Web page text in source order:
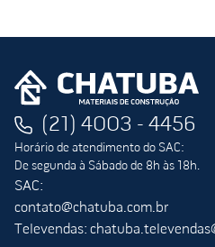
(21) 4003 - 4456
Horário de atendimento do SAC:
De segunda à Sábado de 8h às 18h.
SAC:
contato@chatuba.com.br
Televendas: